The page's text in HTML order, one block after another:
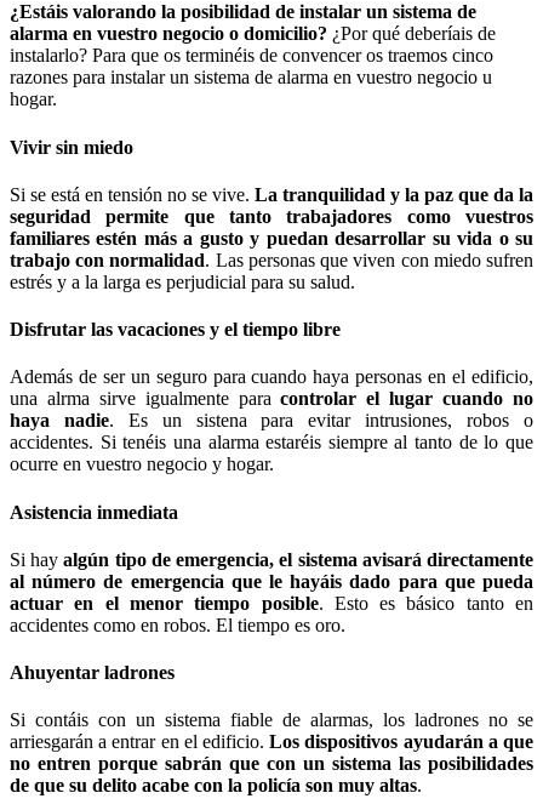
¿Estáis valorando la posibilidad de instalar un sistema de
alarma en vuestro negocio o domicilio? ¿Por qué deberíais de
instalarlo? Para que os terminéis de convencer os traemos cinco
razones para instalar un sistema de alarma en vuestro negocio u
hogar.
Vivir sin miedo
Si se está en tensión no se vive. La tranquilidad y la paz que da la
seguridad permite que tanto trabajadores como vuestros
familiares estén más a gusto y puedan desarrollar su vida o su
trabajo con normalidad. Las personas que viven con miedo sufren
estrés y a la larga es perjudicial para su salud.
Disfrutar las vacaciones y el tiempo libre
Además de ser un seguro para cuando haya personas en el edificio,
una alrma sirve igualmente paracontrolar el lugar cuando no
haya nadie. Es un sistena para evitar intrusiones, robos o
accidentes. Si tenéis una alarma estaréis siempre al tanto de lo que
ocurre en vuestro negocio y hogar.
Asistencia inmediata
Si hayalgún tipo de emergencia, el sistema avisará directamente
al número de emergencia que le hayáis dado para que pueda
actuar en el menor tiempo posible. Esto es básico tanto en
accidentes como en robos. El tiempo es oro.
Ahuyentar ladrones
Si contáis con un sistema fiable de alarmas, los ladrones no se
arriesgarán a entrar en el edificio.Los dispositivos ayudarán a que
no entren porque sabrán que con un sistema las posibilidades
de que su delito acabe con la policía son muy altas.